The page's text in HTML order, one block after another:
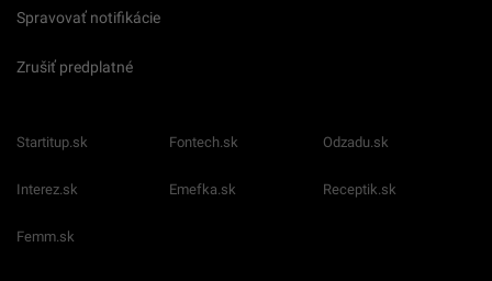
Spravovať notifikácie
Zrušiť predplatné
Startitup.sk Fontech.sk Odzadu.sk
Interez.sk Emefka.sk Receptik.sk
Femm.sk